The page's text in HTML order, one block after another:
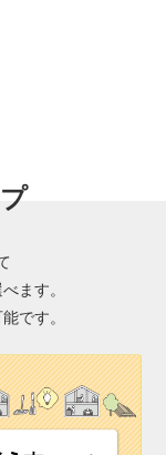
ます。
です。